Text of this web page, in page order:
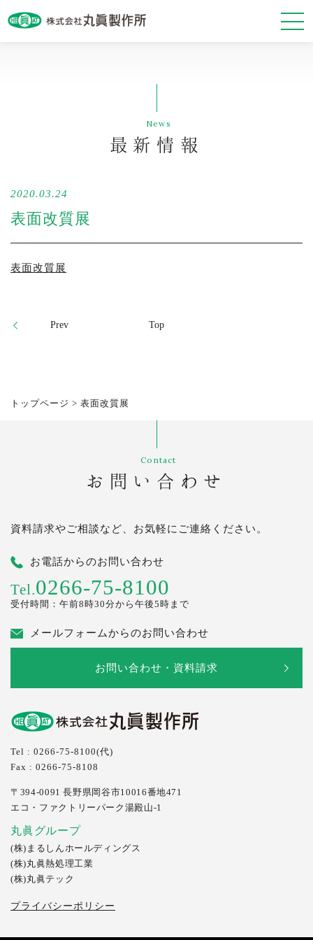
会社案内
News
最新情報
2020.03.24
表面改質展
表面改質展
Prev Top
トップページ > 表面改質展
Contact
お問い合わせ
資料請求やご相談など、お気軽にご連絡ください。
お電話からのお問い合わせ
Tel.0266-75-8100
受付時間：午前8時30分から午後5時まで
メールフォームからのお問い合わせ
お問い合わせ・資料請求
Tel : 0266-75-8100(代)
Fax : 0266-75-8108
〒394-0091長野県岡谷市10016番地471
エコ・ファクトリーパーク湯殿山-1
丸眞グループ
(株)まるしんホールディングス
(株)丸眞熱処理工業
(株)丸眞テック
プライバシーポリシー